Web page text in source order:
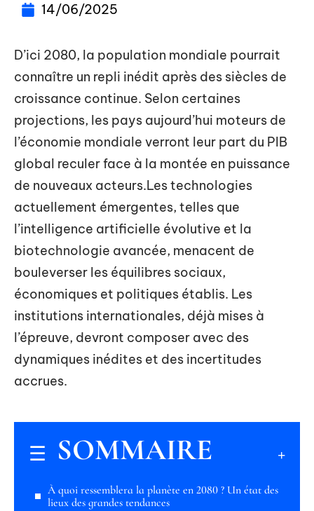
14/06/2025
D’ici 2080, la population mondiale pourrait
connaître un repli inédit après des siècles de
croissance continue. Selon certaines
projections, les pays aujourd’hui moteurs de
l’économie mondiale verront leur part du PIB
global reculer face à la montée en puissance
de nouveaux acteurs.Les technologies
actuellement émergentes, telles que
l’intelligence artificielle évolutive et la
biotechnologie avancée, menacent de
bouleverser les équilibres sociaux,
économiques et politiques établis. Les
institutions internationales, déjà mises à
l’épreuve, devront composer avec des
dynamiques inédites et des incertitudes
accrues.
SOMMAIRE
À quoi ressemblera la planète en 2080 ? Un état des
lieux des grandes tendances